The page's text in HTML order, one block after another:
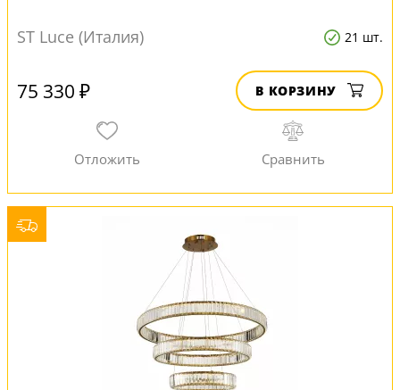
ST Luce (Италия) 21 шт.
75 330 ₽ В КОРЗИНУ